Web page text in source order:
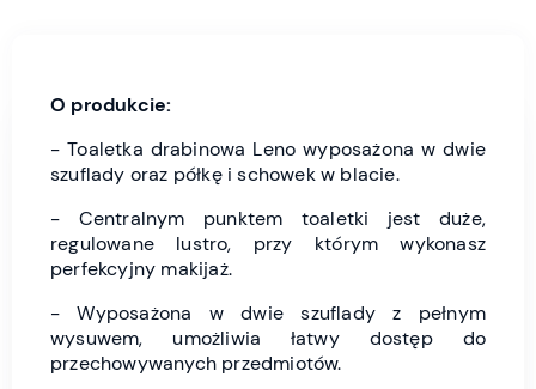
O produkcie:
- Toaletka drabinowa Leno wyposażona w dwie
szuflady oraz półkę i schowek w blacie.
- Centralnym punktem toaletki jest duże,
regulowane lustro, przy którym wykonasz
perfekcyjny makijaż.
- Wyposażona w dwie szuflady z pełnym
wysuwem, umożliwia łatwy dostęp do
przechowywanych przedmiotów.